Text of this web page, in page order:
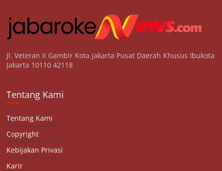
Jl. Veteran II Gambir Kota Jakarta Pusat Daerah Khusus Ibukota
Jakarta 10110 42118
Tentang Kami
Tentang Kami
Copyright
Kebijakan Privasi
Karir